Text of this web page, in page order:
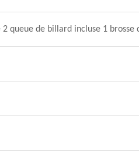
queue de billard incluse 1 brosse